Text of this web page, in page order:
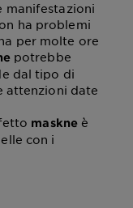
manifestazioni
ha problemi
per molte ore
potrebbe
dal tipo di
attenzioni date
maskneè
con i